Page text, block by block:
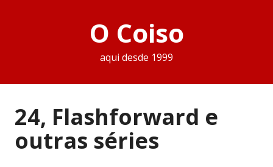
O Coiso
aqui desde 1999
24, Flashforward e
outras séries